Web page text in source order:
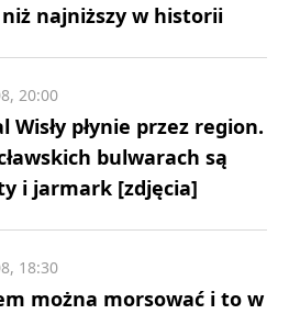
najniższy w historii
Wisły płynie przez region.
bulwarach są
i jarmark [zdjęcia]
20:00
można morsować i to w
18:30